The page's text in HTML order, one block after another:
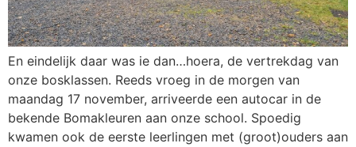
En eindelijk daar was ie dan…hoera, de vertrekdag van
onze bosklassen. Reeds vroeg in de morgen van
maandag 17 november, arriveerde een autocar in de
bekende Bomakleuren aan onze school. Spoedig
kwamen ook de eerste leerlingen met (groot)ouders aan